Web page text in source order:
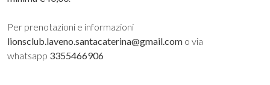
Per prenotazioni e informazioni
lionsclub.laveno.santacaterina@gmail.com o via
whatsapp 3355466906